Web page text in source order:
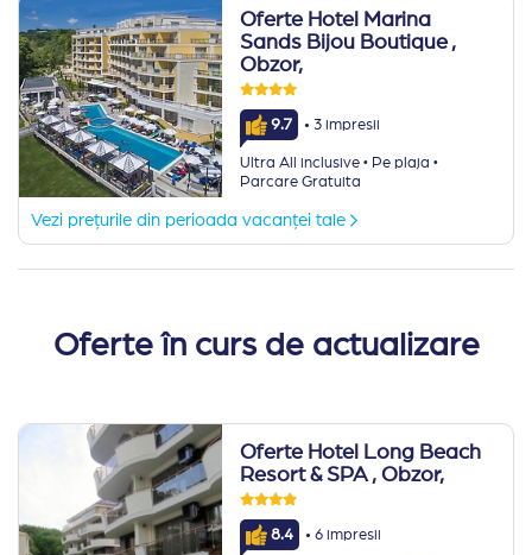
Oferte Hotel Marina
Sands Bijou Boutique ,
Obzor,
9.7 · 3 impresii
Ultra All inclusive ·Pe plaja ·
Parcare Gratuita
Vezi prețurile din perioada vacanței tale
Oferte în curs de actualizare
Oferte Hotel Long Beach
Resort & SPA , Obzor,
8.4 · 6 impresii